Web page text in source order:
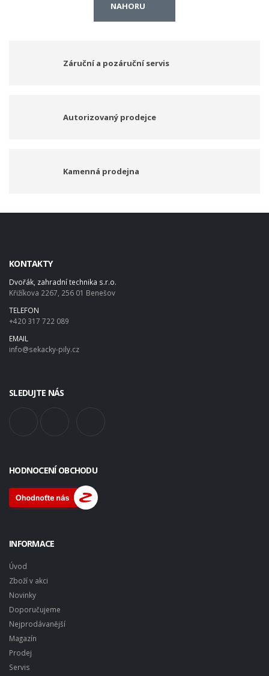
NAHORU
Záruční a pozáruční servis
Autorizovaný prodejce
Kamenná prodejna
KONTAKTY
Dvořák, zahradní technika s.r.o.
Křižíkova 2267, 256 01 Benešov
TELEFON
+420 317 722 089
EMAIL
info@sekacky-pily.cz
SLEDUJTE NÁS
HODNOCENÍ OBCHODU
INFORMACE
Úvod
Zboží v akci
Novinky
Doporučujeme
Nejprodávanější
Magazín
Prodej
Servis